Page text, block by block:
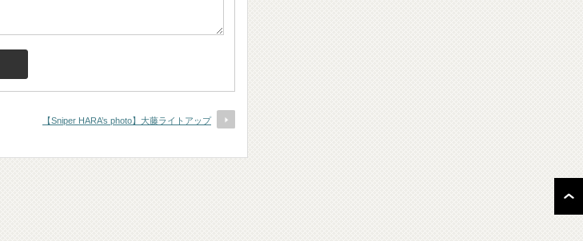
【Sniper HARA’s photo】大藤ライトアップ